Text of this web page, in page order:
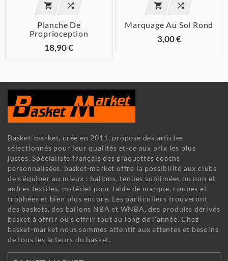
 
Planche De
Proprioception
18,90 €
 
Marquage Au Sol Rond
3,00 €
Basket-market, crée en 2011, propose des articles
sélectionnés pour leur qualités et-ce aux prix les plus
justes. Spécialiste français des plaquettes coachs
personnalisées, basket-market offre la possibilité aux clubs
de s'équiper au mieux : ballons, tenues sublimées ou non et
autres textiles, matériel pour table de marque, coupes et
trophées et bien plus encore. Les particuliers trouveront
des baskets, des ballons NBA et WNBA, des produits dérivés
basket à offrir ou s'offrir tout au long de l'année. Chez
basket-market nous sommes attentif aux attentes et besoins
de tous les acteurs du basket.